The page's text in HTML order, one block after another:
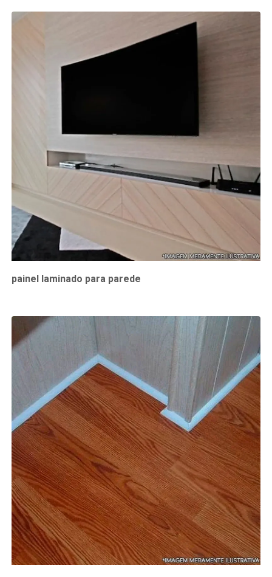
painel laminado para parede